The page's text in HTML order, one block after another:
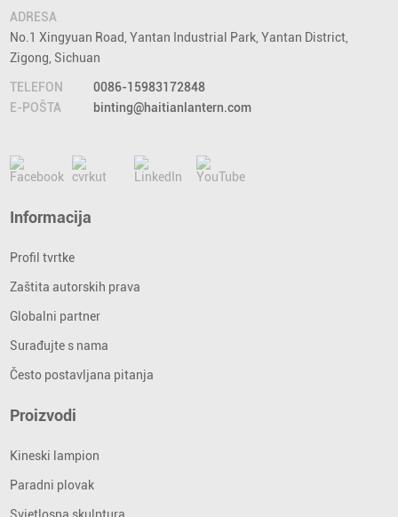
ADRESA
No.1 Xingyuan Road, Yantan Industrial Park, Yantan District,
Zigong, Sichuan
TELEFON
0086-15983172848
E-POŠTA
binting@haitianlantern.com
Informacija
Profil tvrtke
Zaštita autorskih prava
Globalni partner
Surađujte s nama
Često postavljana pitanja
Proizvodi
Kineski lampion
Paradni plovak